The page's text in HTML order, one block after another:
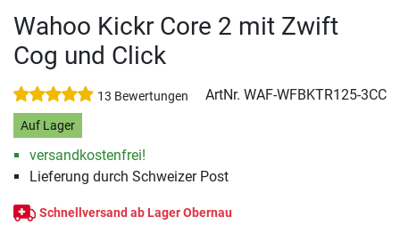
Wahoo Kickr Core 2 mit Zwift
Cog und Click
13 Bewertungen ArtNr. WAF-WFBKTR125-3CC
Auf Lager
versandkostenfrei!
Lieferung durch Schweizer Post
Schnellversand ab Lager Obernau